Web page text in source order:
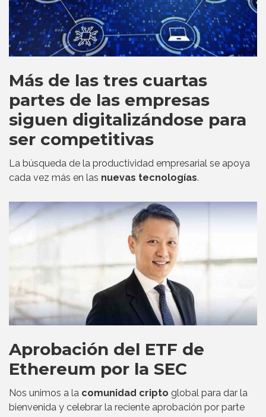
Más de las tres cuartas
partes de las empresas
siguen digitalizándose para
ser competitivas
La búsqueda de la productividad empresarial se apoya
cada vez más en las nuevas tecnologías.
Aprobación del ETF de
Ethereum por la SEC
Nos unimos a la comunidad cripto global para dar la
bienvenida y celebrar la reciente aprobación por parte